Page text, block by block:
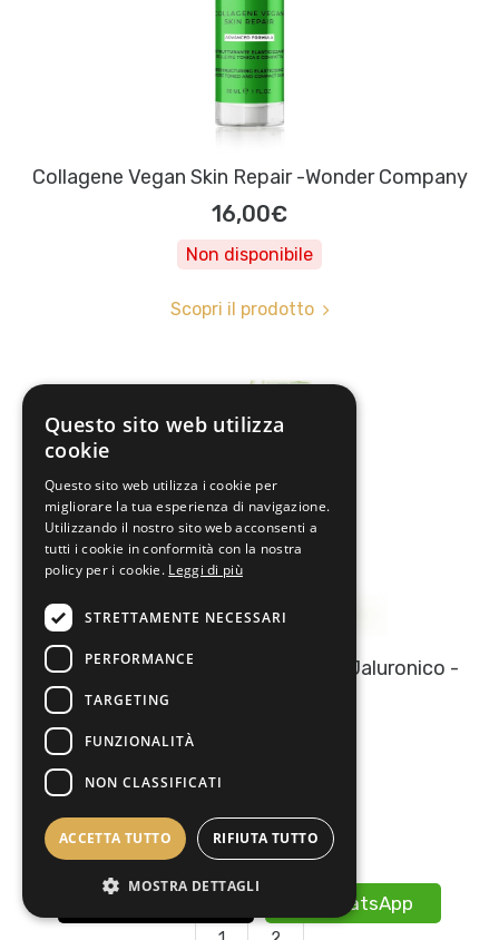
Collagene Vegan Skin Repair -Wonder Company
16,00€
Non disponibile
Scopri il prodotto
Gel Struccante Idratante Hjdrata Jaluronico -
Scopri il prodotto
​​ WhatsApp
Questo sito web utilizza
cookie
Questo sito web utilizza i cookie per
migliorare la tua esperienza di navigazione.
Utilizzando il nostro sito web acconsenti a
tutti i cookie in conformità con la nostra
policy per i cookie. Leggi di più
STRETTAMENTE NECESSARI
PERFORMANCE
TARGETING
FUNZIONALITÀ
NON CLASSIFICATI
ACCETTA TUTTO RIFIUTA TUTTO
MOSTRA DETTAGLI